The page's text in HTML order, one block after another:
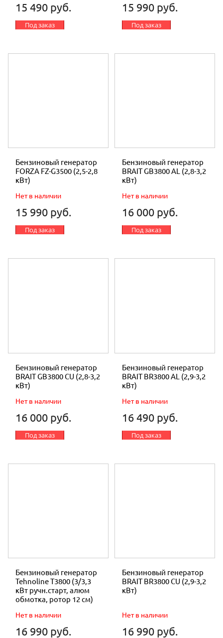
15 490 руб.
Под заказ
15 990 руб.
Под заказ
Бензиновый генератор
FORZA FZ-G3500 (2,5-2,8
кВт)
Нет в наличии
15 990 руб.
Под заказ
Бензиновый генератор
BRAIT GB3800 AL (2,8-3,2
кВт)
Нет в наличии
16 000 руб.
Под заказ
Бензиновый генератор
BRAIT GB3800 CU (2,8-3,2
кВт)
Нет в наличии
16 000 руб.
Под заказ
Бензиновый генератор
BRAIT BR3800 AL (2,9-3,2
кВт)
Нет в наличии
16 490 руб.
Под заказ
Бензиновый генератор
Tehnoline T3800 (3/3,3
кВт ручн.старт, алюм
обмотка, ротор 12 см)
Нет в наличии
16 990 руб.
Бензиновый генератор
BRAIT BR3800 CU (2,9-3,2
кВт)
Нет в наличии
16 990 руб.